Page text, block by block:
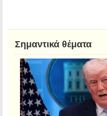
Σημαντικά θέματα